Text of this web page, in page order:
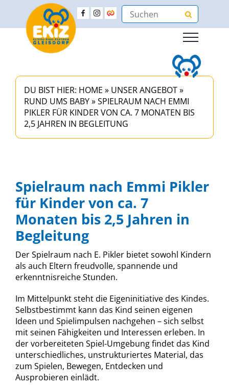
DU BIST HIER: HOME » UNSER ANGEBOT»
RUND UMS BABY»SPIELRAUM NACH EMMI
PIKLER FÜR KINDER VON CA. 7 MONATEN BIS
2,5 JAHREN IN BEGLEITUNG
Spielraum nach Emmi Pikler
für Kinder von ca. 7
Monaten bis 2,5 Jahren in
Begleitung
Der Spielraum nach E. Pikler bietet sowohl Kindern
als auch Eltern freudvolle, spannende und
erkenntnisreiche Stunden.
Im Mittelpunkt steht die Eigeninitiative des Kindes.
Selbstbestimmt kann das Kind seinen eigenen
Ideen und Spielimpulsen nachgehen – sich selbst
mit seinen Fähigkeiten und Interessen erleben. In
der vorbereiteten Spiel-Umgebung findet das Kind
unterschiedliches, unstrukturiertes Material, das
zum Spielen, Bewegen, Entdecken und
Ausprobieren einlädt.